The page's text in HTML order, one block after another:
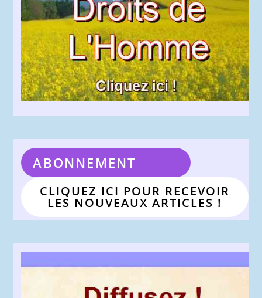
ABONNEMENT
CLIQUEZ ICI POUR RECEVOIR
LES NOUVEAUX ARTICLES !